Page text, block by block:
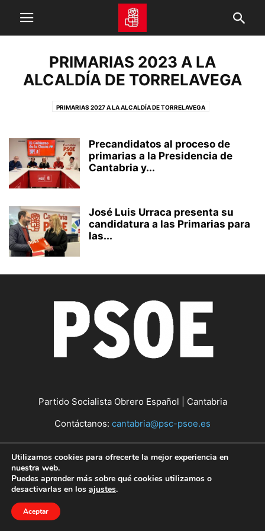
PRIMARIAS 2023 A LA
ALCALDÍA DE TORRELAVEGA
PRIMARIAS 2027 A LA ALCALDÍA DE TORRELAVEGA
PRIMARIAS 2023 A LA ALCALDÍA DE TORRELAVEGA
FUNDACIÓN MATILDE DE LA TORRE PREMIOS MATILDE DE LA TORRE
NOTAS DE PRENSA PABLO ZULOAGA 15 CONGRESO
NOTAS DE PRENSA PEDRO CASARES 15 CONGRESO
ACTUALIDAD PARTICIPA AUDIOS PSOE TV VIDEO
ENTREVISTAS Y OPINIÓN DESTACADOS VIDEO TRANSPARENCIA
Precandidatos al proceso de
primarias a la Presidencia de
Cantabria y...
José Luis Urraca presenta su
candidatura a las Primarias para
las...
Partido Socialista Obrero Español | Cantabria
Contáctanos: cantabria@psc-psoe.es
©Copyright © 2019 Política de confidencialidad
cookies
Utilizamos cookies para ofrecerte la mejor experiencia en
nuestra web.
Puedes aprender más sobre qué cookies utilizamos o
desactivarlas en los ajustes.
Aceptar